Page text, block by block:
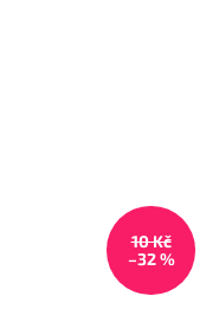
10 Kč
–32 %